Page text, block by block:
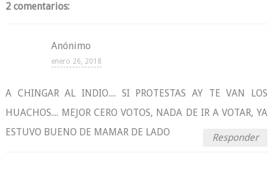
2 comentarios:
Anónimo
enero 26, 2018
A CHINGAR AL INDIO.... SI PROTESTAS AY TE VAN LOS
HUACHOS.... MEJOR CERO VOTOS, NADA DE IR A VOTAR, YA
ESTUVO BUENO DE MAMAR DE LADO
Responder